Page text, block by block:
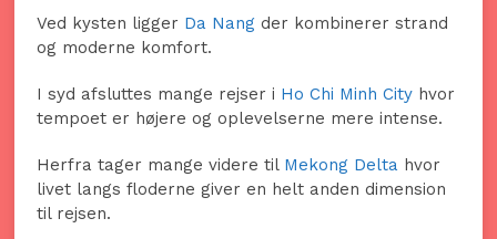
Ved kysten ligger Da Nang der kombinerer strand
og moderne komfort.
I syd afsluttes mange rejser i Ho Chi Minh City hvor
tempoet er højere og oplevelserne mere intense.
Herfra tager mange videre til Mekong Delta hvor
livet langs floderne giver en helt anden dimension
til rejsen.